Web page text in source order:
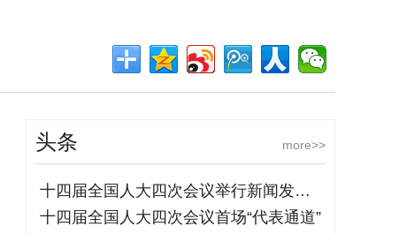
more>>
头条
十四届全国人大四次会议举行新闻发布会
十四届全国人大四次会议首场“代表通道”